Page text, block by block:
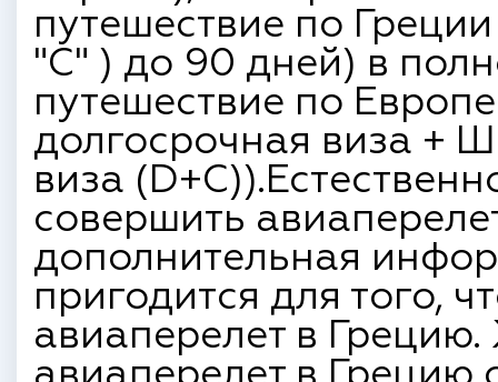
путешествие по
"C" ) до 90 дней) в
путешествие по
долгосрочная виза +
виза
совершить
дополнительная
пригодится для того,
авиаперелет в